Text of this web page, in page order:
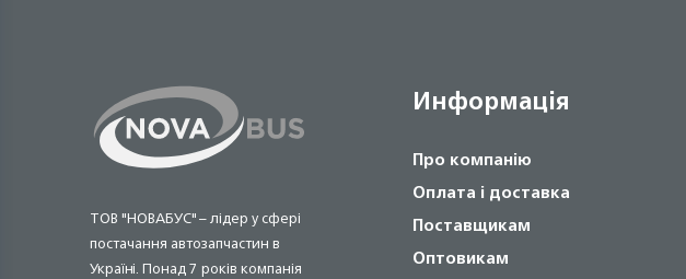
ТОВ "НОВАБУС" – лідер у сфері
постачання автозапчастин в
Україні. Понад 7 років компанія
Информація
Про компанію
Оплата і доставка
Поставщикам
Оптовикам